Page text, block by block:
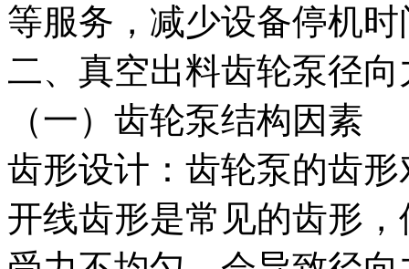
等服务，减少设备停机
二、真空出料齿轮泵径
（一）齿轮泵结构因素
齿形设计：齿轮泵的齿
开线齿形是常见的齿形